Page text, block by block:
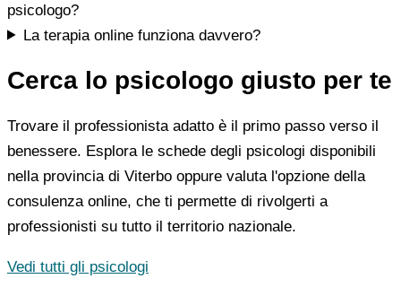
psicologo?
La terapia online funziona davvero?
Cerca lo psicologo giusto per te
Trovare il professionista adatto è il primo passo verso il
benessere. Esplora le schede degli psicologi disponibili
nella provincia di Viterbo oppure valuta l'opzione della
consulenza online, che ti permette di rivolgerti a
professionisti su tutto il territorio nazionale.
Vedi tutti gli psicologi